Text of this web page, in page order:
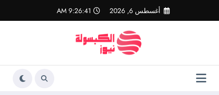
المحتوى
أغسطس 6, 2026 9:26:42 AM